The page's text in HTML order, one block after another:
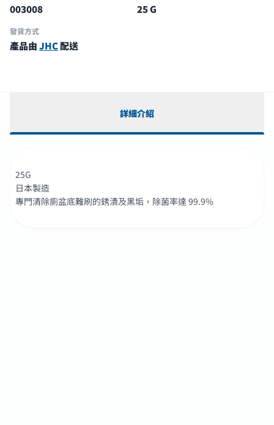
003008 25 G
發貨方式
產品由JHC配送
詳細介紹
25G
日本製造
專門清除廁盆底難刷的銹漬及黑垢，除菌率達 99.9%